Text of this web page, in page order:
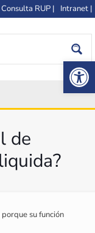
Consulta RUP | Intranet |
de
su función